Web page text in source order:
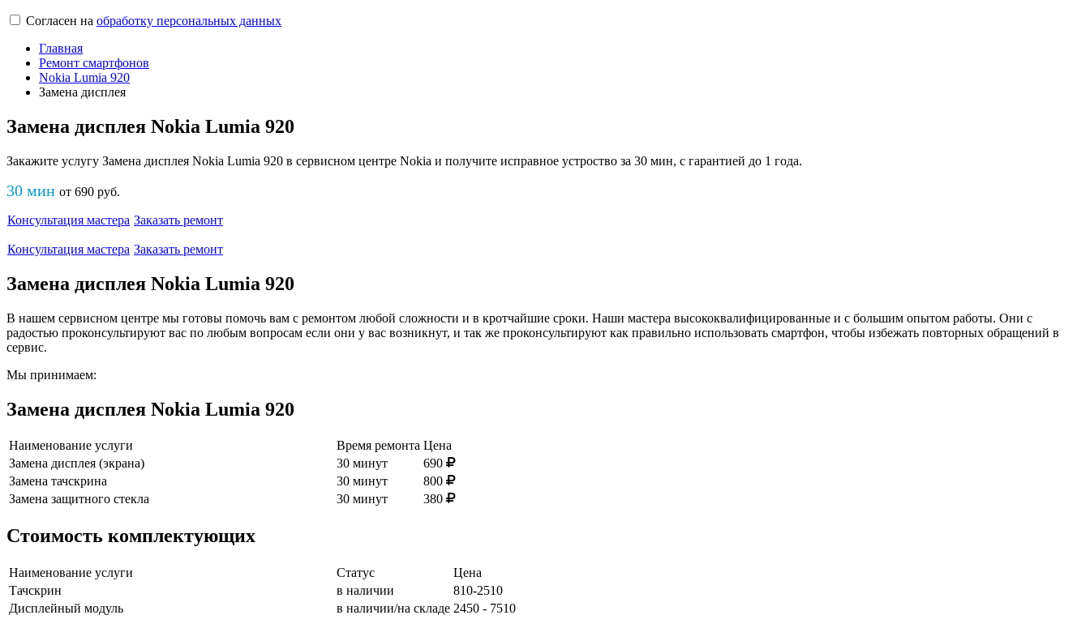
Согласен на обработку персональных данных
Главная
Ремонт смартфонов
Nokia Lumia 920
Замена дисплея
Замена дисплея Nokia Lumia 920
Закажите услугу Замена дисплея Nokia Lumia 920 в сервисном центре Nokia и получите исправное устроство за 30 мин, с гарантией до 1 года.
30 мин от 690 руб.
Консультация мастера Заказать ремонт
Консультация мастера Заказать ремонт
Замена дисплея Nokia Lumia 920
В нашем сервисном центре мы готовы помочь вам с ремонтом любой сложности и в кротчайшие сроки. Наши мастера высококвалифицированные и с большим опытом работы. Они с
радостью проконсультируют вас по любым вопросам если они у вас возникнут, и так же проконсультируют как правильно использовать смартфон, чтобы избежать повторных обращений в
сервис.
Мы принимаем:
Замена дисплея Nokia Lumia 920
Наименование услуги Время ремонта Цена
Замена дисплея (экрана)
30 минут
690
Замена тачскрина
30 минут
800
Замена защитного стекла
30 минут 380
Стоимость комплектующих
Наименование услуги Статус
Цена
Тачскрин
в наличии
810-2510
Дисплейный модуль
в наличии/на складе 2450 - 7510